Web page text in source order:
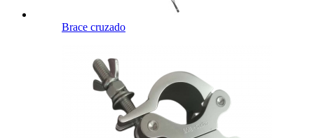
Brace cruzado